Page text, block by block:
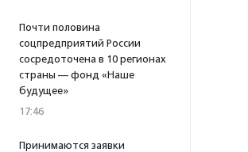
Почти половина
соцпредприятий России
сосредоточена в 10 регионах
страны — фонд «Наше
будущее»
17:46
Принимаются заявки